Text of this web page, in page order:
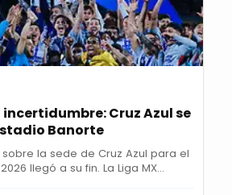
Cruz Azul se
Banorte
la sede de Cruz Azul para el
llegó a su fin. La Liga MX...